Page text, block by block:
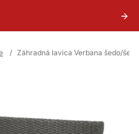
/ Záhradná lavica Verbana šedo/šedá